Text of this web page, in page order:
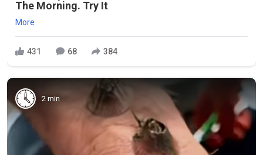
The Morning. Try It
More
431 68 384
2 min